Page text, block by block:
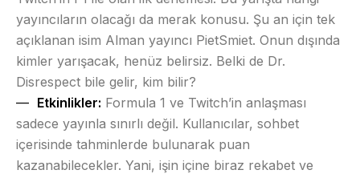
yayıncıların olacağı da merak konusu. Şu an için tek
açıklanan isim Alman yayıncı PietSmiet. Onun dışında
kimler yarışacak, henüz belirsiz. Belki de Dr.
Disrespect bile gelir, kim bilir?
Etkinlikler: Formula 1 ve Twitch’in anlaşması
sadece yayınla sınırlı değil. Kullanıcılar, sohbet
içerisinde tahminlerde bulunarak puan
kazanabilecekler. Yani, işin içine biraz rekabet ve